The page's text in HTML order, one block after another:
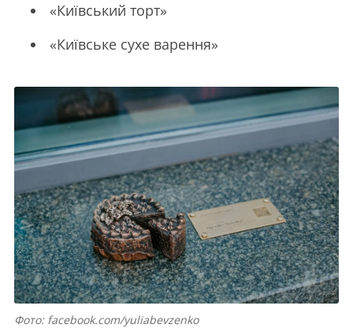
«Київський торт»
«Київське сухе варення»
Фото: facebook.com/yuliabevzenko